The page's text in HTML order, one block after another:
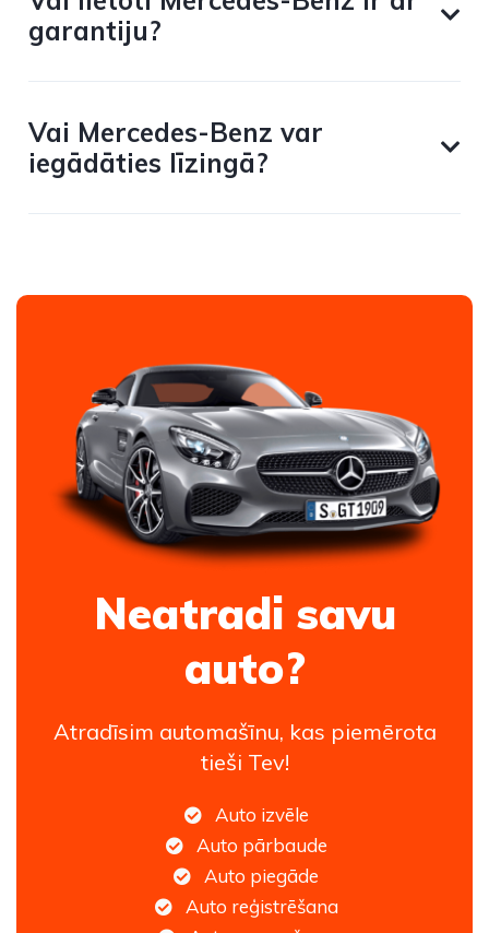
garantiju?
Vai Mercedes-Benz var
iegādāties līzingā?
Neatradi savu
auto?
Atradīsim automašīnu, kas piemērota
tieši Tev!
Auto izvēle
Auto pārbaude
Auto piegāde
Auto reģistrēšana